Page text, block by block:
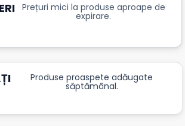
Prețuri mici la produse aproape de
expirare.
Produse proaspete adăugate
săptămânal.